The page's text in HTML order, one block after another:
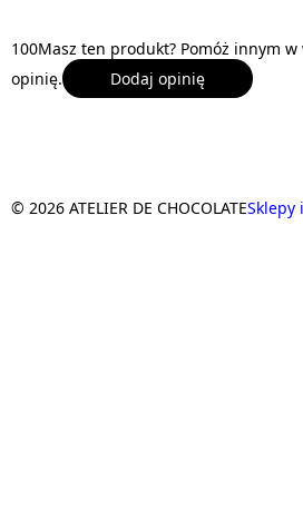
100Masz ten produkt? Pomóż innym
opinię.
Dodaj opinię
© 2026 ATELIER DE CHOCOLATESklepy